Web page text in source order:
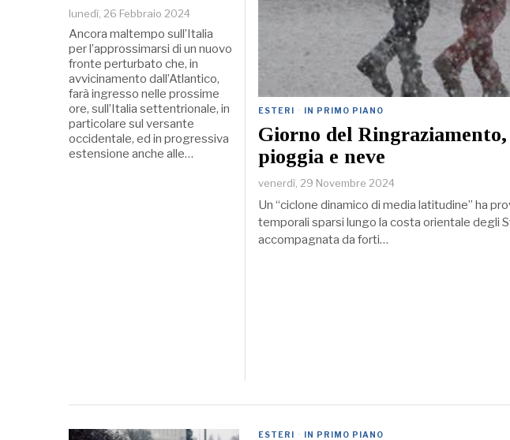
ESTERI · IN PRIMO PIANO
Giorno del
pioggia e neve
venerdì, 29 Novembre 2024
Un “ciclone dinamico di media latitudine” ha
temporali sparsi lungo la costa orientale degli
accompagnata da forti…
lunedì, 26 Febbraio 2024
Ancora maltempo sull’Italia
per l’approssimarsi di un nuovo
fronte perturbato che, in
avvicinamento dall’Atlantico,
farà ingresso nelle prossime
ore, sull’Italia settentrionale, in
particolare sul versante
occidentale, ed in progressiva
estensione anche alle…
ESTERI · IN PRIMO PIANO